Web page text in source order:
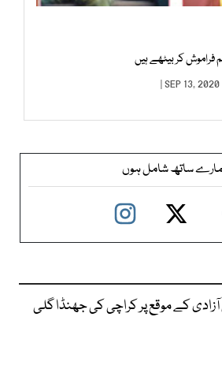
کر بیٹھے ہیں
ساتھ شامل ہوں
کے موقع پر کراچی کی جھنڈا گلی